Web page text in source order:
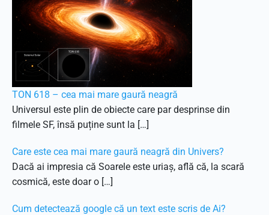
TON 618 – cea mai mare gaură neagră
Universul este plin de obiecte care par desprinse din
filmele SF, însă puține sunt la […]
Care este cea mai mare gaură neagră din Univers?
Dacă ai impresia că Soarele este uriaș, află că, la scară
cosmică, este doar o […]
Cum detectează google că un text este scris de Ai?